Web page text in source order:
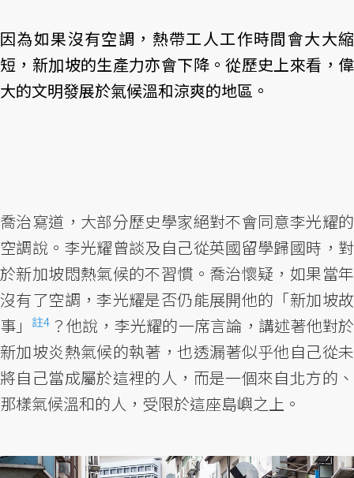
因為如果沒有空調，熱帶工人工作時間會大大縮
短，新加坡的生產力亦會下降。從歷史上來看，偉
大的文明發展於氣候溫和涼爽的地區。
喬治寫道，大部分歷史學家絕對不會同意李光耀的
空調說。李光耀曾談及自己從英國留學歸國時，對
於新加坡悶熱氣候的不習慣。喬治懷疑，如果當年
沒有了空調，李光耀是否仍能展開他的「新加坡故
事」註4 ？他說，李光耀的一席言論，講述著他對於
新加坡炎熱氣候的執著，也透漏著似乎他自己從未
將自己當成屬於這裡的人，而是一個來自北方的、
那樣氣候溫和的人，受限於這座島嶼之上。